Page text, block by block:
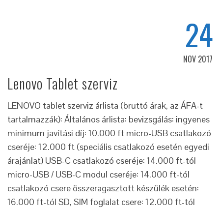
24
NOV 2017
Lenovo Tablet szerviz
LENOVO tablet szerviz árlista (bruttó árak, az ÁFA-t
tartalmazzák): Általános árlista: bevizsgálás: ingyenes
minimum javítási díj: 10.000 ft micro-USB csatlakozó
cseréje: 12.000 ft (speciális csatlakozó esetén egyedi
árajánlat) USB-C csatlakozó cseréje: 14.000 ft-tól
micro-USB / USB-C modul cseréje: 14.000 ft-tól
csatlakozó csere összeragasztott készülék esetén:
16.000 ft-tól SD, SIM foglalat csere: 12.000 ft-tól